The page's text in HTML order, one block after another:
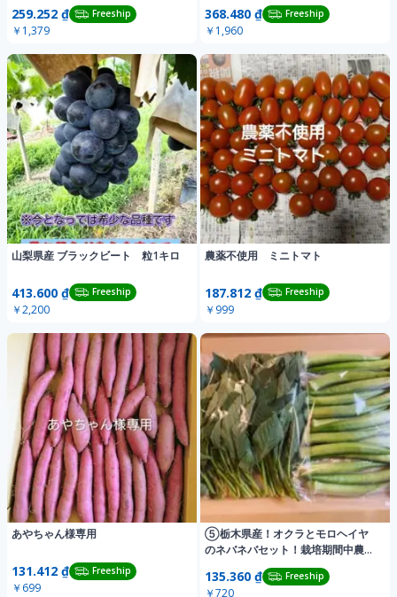
259.252 ₫ Freeship
￥1,379
368.480 ₫ Freeship
￥1,960
山梨県産 ブラックビート 粒1キロ
413.600 ₫ Freeship
￥2,200
農薬不使用 ミニトマト
187.812 ₫ Freeship
￥999
あやちゃん様専用
131.412 ₫ Freeship
￥699
⑤栃木県産！オクラとモロヘイヤ
のネバネバセット！栽培期間中農薬
135.360 ₫ Freeship
￥720